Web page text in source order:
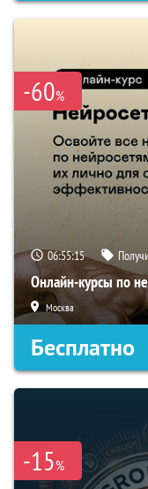
-60%
06:55:14
Онлайн-курсы по
Москва
Бесплатно
-15%